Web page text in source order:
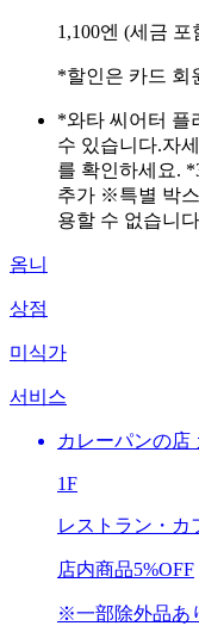
1,100엔 (세금 포
*할인은 카드 회
*와타 씨어터 플
수 있습니다.자
를 확인하세요.
추가 ※특별 박
용할 수 없습니
옴니
상점
미식가
서비스
カレーパンの店
1F
レストラン・カ
店内商品5%OFF
※一部除外品あ